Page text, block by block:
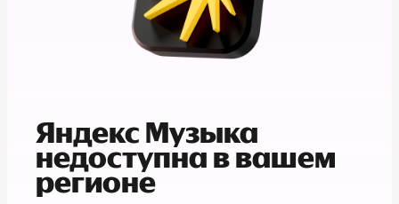
Яндекс Музыка
недоступна в вашем
регионе